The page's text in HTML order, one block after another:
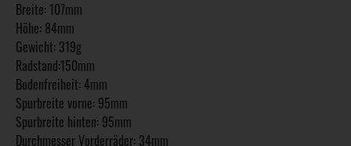
Breite: 107mm
Höhe: 84mm
Gewicht: 319g
Radstand:150mm
Bodenfreiheit: 4mm
Spurbreite vorne: 95mm
Spurbreite hinten: 95mm
Durchmesser Vorderräder: 34mm